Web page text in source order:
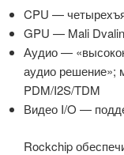
CPU —
GPU — Mali
Аудио —
аудио решение»;
PDM/I2S/TDM
Видео I/O —
Rockchip